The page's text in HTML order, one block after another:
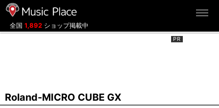
全国 1,892 ショップ掲載中
Roland-MICRO CUBE GX